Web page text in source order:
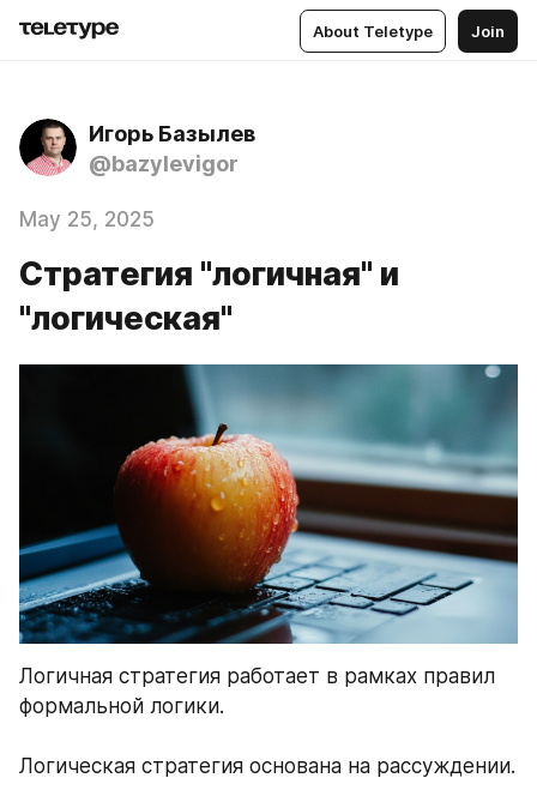
About Teletype Join
Игорь Базылев
@bazylevigor
May 25, 2025
Стратегия "логичная" и
"логическая"
Логичная стратегия работает в рамках правил
формальной логики.